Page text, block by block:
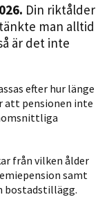
Din riktålder
man alltid
är det inte
efter hur länge
att pensionen inte
från vilken ålder
samt
bostadstillägg.
kakor
att
bort. De